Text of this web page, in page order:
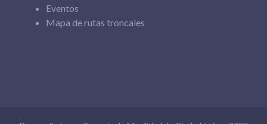
Eventos
Mapa de rutas troncales